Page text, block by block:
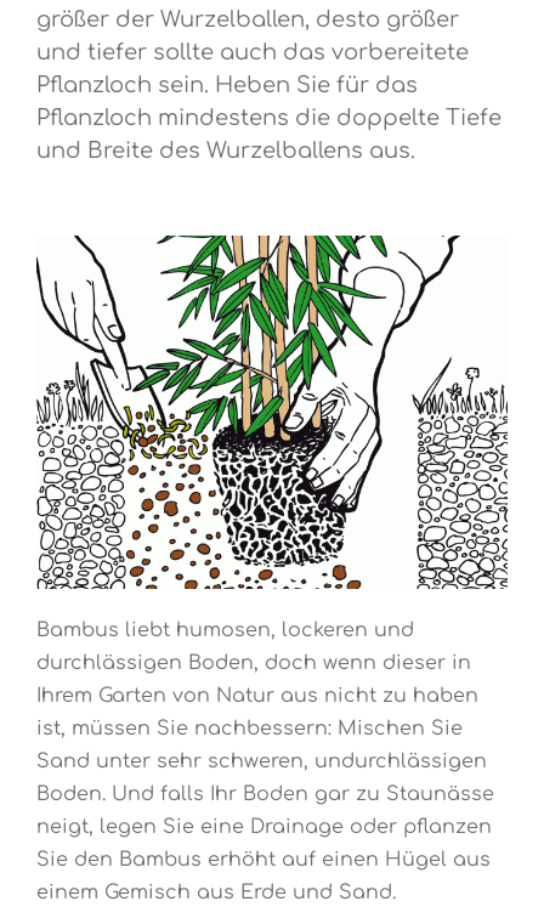
größer der Wurzelballen, desto größer
und tiefer sollte auch das vorbereitete
Pflanzloch sein. Heben Sie für das
Pflanzloch mindestens die doppelte Tiefe
und Breite des Wurzelballens aus.
Bambus liebt humosen, lockeren und
durchlässigen Boden, doch wenn dieser in
Ihrem Garten von Natur aus nicht zu haben
ist, müssen Sie nachbessern: Mischen Sie
Sand unter sehr schweren, undurchlässigen
Boden. Und falls Ihr Boden gar zu Staunässe
neigt, legen Sie eine Drainage oder pflanzen
Sie den Bambus erhöht auf einen Hügel aus
einem Gemisch aus Erde und Sand.